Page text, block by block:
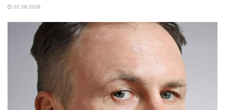
02.08.2026